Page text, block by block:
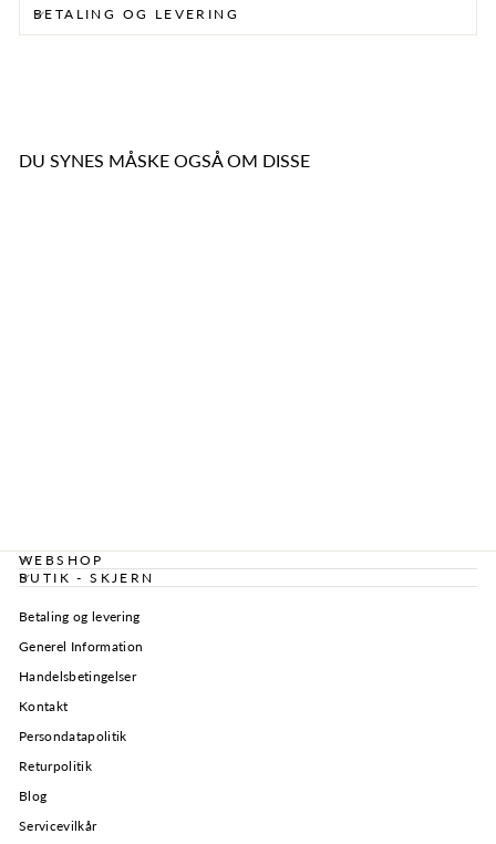
BETALING OG LEVERING
DU SYNES MÅSKE OGSÅ OM DISSE
WEBSHOP
BUTIK - SKJERN
Betaling og levering
Generel Information
Handelsbetingelser
Kontakt
Persondatapolitik
Returpolitik
Blog
Servicevilkår